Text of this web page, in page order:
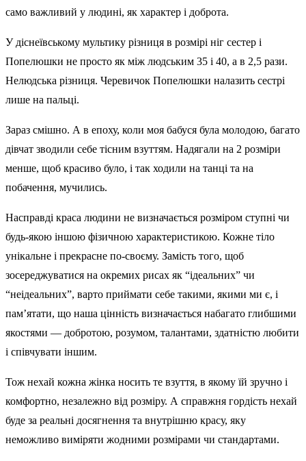
само важливий у людині, як характер і доброта.
У діснеївському мультику різниця в розмірі ніг сестер і
Попелюшки не просто як між людським 35 і 40, а в 2,5 рази.
Нелюдська різниця. Черевичок Попелюшки налазить сестрі
лише на пальці.
Зараз смішно. А в епоху, коли моя бабуся була молодою, багато
дівчат зводили себе тісним взуттям. Надягали на 2 розміри
менше, щоб красиво було, і так ходили на танці та на
побачення, мучились.
Насправді краса людини не визначається розміром ступні чи
будь-якою іншою фізичною характеристикою. Кожне тіло
унікальне і прекрасне по-своєму. Замість того, щоб
зосереджуватися на окремих рисах як “ідеальних” чи
“неідеальних”, варто приймати себе такими, якими ми є, і
пам’ятати, що наша цінність визначається набагато глибшими
якостями — добротою, розумом, талантами, здатністю любити
і співчувати іншим.
Тож нехай кожна жінка носить те взуття, в якому їй зручно і
комфортно, незалежно від розміру. А справжня гордість нехай
буде за реальні досягнення та внутрішню красу, яку
неможливо виміряти жодними розмірами чи стандартами.